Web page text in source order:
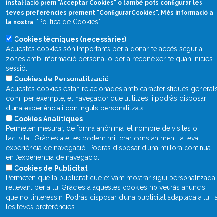
Què és Divulcat?
Avís legal
Inicia sessió
instal·lació prem "Acceptar Cookies" o també pots configurar les
teves preferències prement "ConfigurarCookies". Més informació a
la nostra "Política de Cookies"
Cookies tècniques (necessàries)
Aquestes cookies són importants per a donar-te accés segur a
zones amb informació personal o per a reconèixer-te quan inicies
sessió.
Cookies de Personalització
Aquestes cookies estan relacionades amb característiques
com, per exemple, el navegador que utilitzes, i podràs disposar
d’una experiència i continguts personalitzats.
Cookies Analítiques
Permeten mesurar, de forma anònima, el nombre de visites o
l’activitat. Gràcies a elles podem millorar constantment la teva
experiència de navegació. Podràs disposar d’una millora contínua
en l’experiència de navegació.
Cookies de Publicitat
Permeten que la publicitat que et vam mostrar sigui personalitzada
rellevant per a tu. Gràcies a aquestes cookies no veuràs anuncis
que no t’interessin. Podràs disposar d’una publicitat adaptada a tu i
les teves preferències.